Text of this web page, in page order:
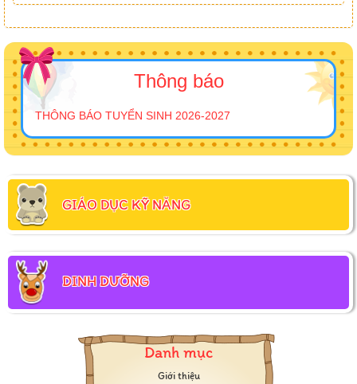
Thông báo
THÔNG BÁO TUYỂN SINH 2026-2027
GIÁO DỤC KỸ NĂNG
DINH DƯỠNG
Danh mục
Giới thiệu